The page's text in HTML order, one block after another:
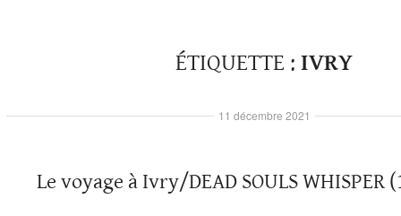
ÉTIQUETTE : IVRY
Le voyage à Ivry/DEAD SOULS WHISPER
11 décembre 2021